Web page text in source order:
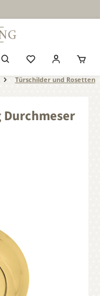
Türschilder und Rosetten